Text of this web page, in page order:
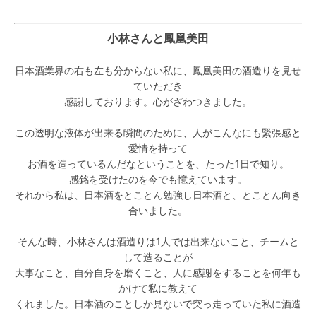
小林さんと鳳凰美田
日本酒業界の右も左も分からない私に、鳳凰美田の酒造りを見せ
ていただき
感謝しております。心がざわつきました。
この透明な液体が出来る瞬間のために、人がこんなにも緊張感と
愛情を持って
お酒を造っているんだなということを、たった1日で知り。
感銘を受けたのを今でも憶えています。
それから私は、日本酒をとことん勉強し日本酒と、とことん向き
合いました。
そんな時、小林さんは酒造りは1人では出来ないこと、チームと
して造ることが
大事なこと、自分自身を磨くこと、人に感謝をすることを何年も
かけて私に教えて
くれました。日本酒のことしか見ないで突っ走っていた私に酒造